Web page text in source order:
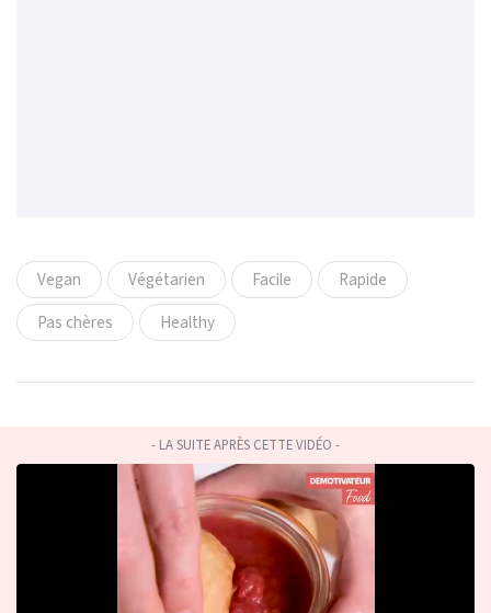
Vegan Végétarien Facile
Rapide
Pas chères
Healthy
- LA SUITE APRÈS CETTE VIDÉO -